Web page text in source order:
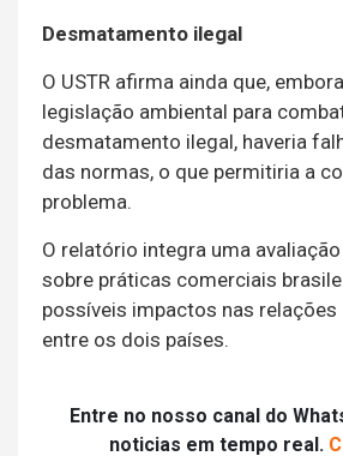
Desmatamento ilegal
O USTR afirma ainda que,
legislação ambiental para
desmatamento ilegal, haveria
das normas, o que permitiria a
problema.
O relatório integra uma
sobre práticas comerciais
possíveis impactos nas
entre os dois países.
Entre no nosso canal do
noticias em tempo real.